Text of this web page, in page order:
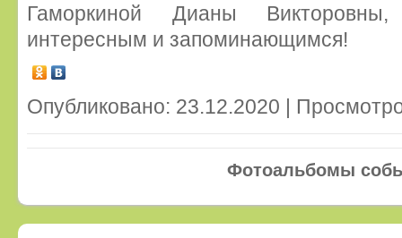
Гаморкиной Дианы Викторовны,
интересным и запоминающимся!
Опубликовано: 23.12.2020 |
Фотоальбомы